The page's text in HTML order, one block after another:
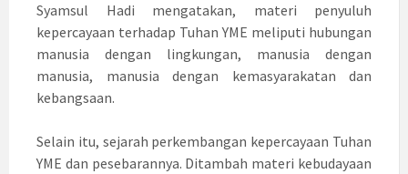
Syamsul Hadi mengatakan, materi penyuluh
kepercayaan terhadap Tuhan YME meliputi hubungan
manusia dengan lingkungan, manusia dengan
manusia, manusia dengan kemasyarakatan dan
kebangsaan.
Selain itu, sejarah perkembangan kepercayaan Tuhan
YME dan pesebarannya. Ditambah materi kebudayaan